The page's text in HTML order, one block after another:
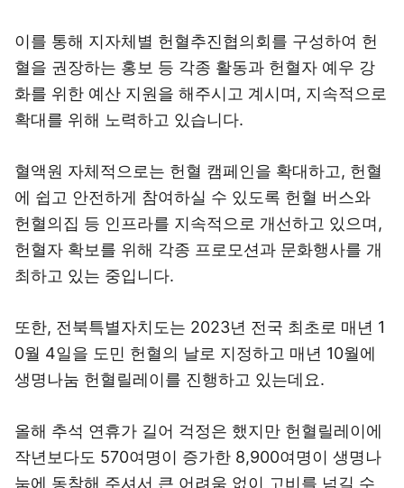
이를 통해 지자체별 헌혈추진협의회를 구성하여 헌
혈을 권장하는 홍보 등 각종 활동과 헌혈자 예우 강
화를 위한 예산 지원을 해주시고 계시며, 지속적으로
확대를 위해 노력하고 있습니다.
혈액원 자체적으로는 헌혈 캠페인을 확대하고, 헌혈
에 쉽고 안전하게 참여하실 수 있도록 헌혈 버스와
헌혈의집 등 인프라를 지속적으로 개선하고 있으며,
헌혈자 확보를 위해 각종 프로모션과 문화행사를 개
최하고 있는 중입니다.
또한, 전북특별자치도는 2023년 전국 최초로 매년 1
0월 4일을 도민 헌혈의 날로 지정하고 매년 10월에
생명나눔 헌혈릴레이를 진행하고 있는데요.
올해 추석 연휴가 길어 걱정은 했지만 헌혈릴레이에
작년보다도 570여명이 증가한 8,900여명이 생명나
눔에 동참해 주셔서 큰 어려움 없이 고비를 넘길 수